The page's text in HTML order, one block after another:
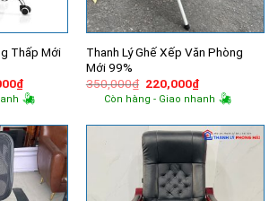
Thấp Mới
₫Giá
hiện
tại
1,000,000₫.
Thanh Lý Ghế Xếp Văn Phòng
Mới 99%
350,000₫ Giá
gốc
là:
220,000₫Giá
hiện
tại
220,000₫.
Còn hàng - Giao nhanh